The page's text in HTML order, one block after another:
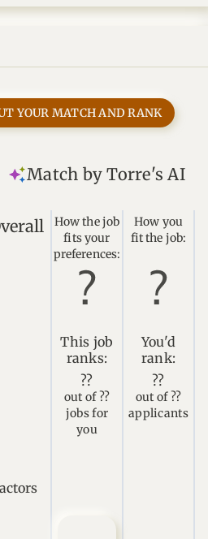
YOUR MATCH AND RANK
Match by Torre's AI
How the job
fits your
preferences:
How you
fit the job:
This job
ranks:
??
out of ??
jobs for
you
You'd
rank:
??
out of ??
applicants